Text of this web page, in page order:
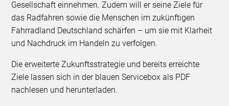
Gesellschaft einnehmen. Zudem will er seine Ziele für
das Radfahren sowie die Menschen im zukünftigen
Fahrradland Deutschland schärfen – um sie mit Klarheit
und Nachdruck im Handeln zu verfolgen.
Die erweiterte Zukunftsstrategie und bereits erreichte
Ziele lassen sich in der blauen Servicebox als PDF
nachlesen und herunterladen.